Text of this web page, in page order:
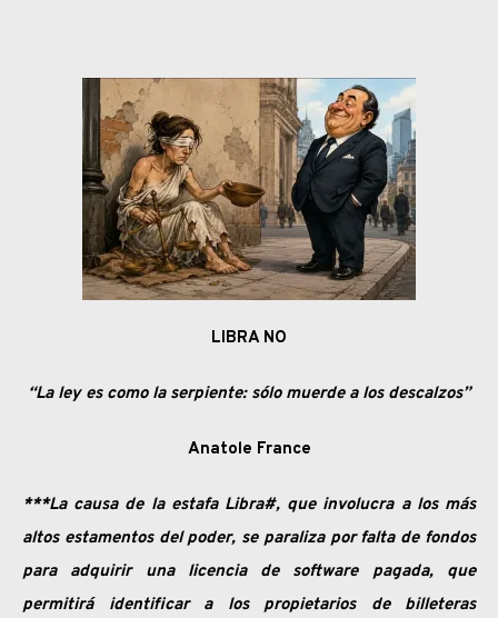
LIBRA NO
“La ley es como la serpiente: sólo muerde a los descalzos”
Anatole France
***La causa de la estafa Libra#, que involucra a los más
altos estamentos del poder, se paraliza por falta de fondos
para adquirir una licencia de software pagada, que
permitirá identificar a los propietarios de billeteras